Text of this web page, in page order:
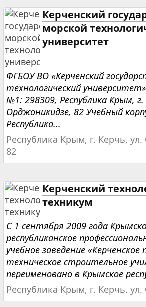
Керченский
морской
университет
ФГБОУ ВО «Керченский
технологический
№1: 298309, Республика Крым, г.
Орджоникидзе, 82 Учебный
Республика...
Республика Крым, г. Керчь,
82
Керченский
техникум
С 1 сентября 2009 года
республиканское
учебное заведение «Керченское
техническое строительное
переименовано в Крымское
Республика Крым, г. Керчь.